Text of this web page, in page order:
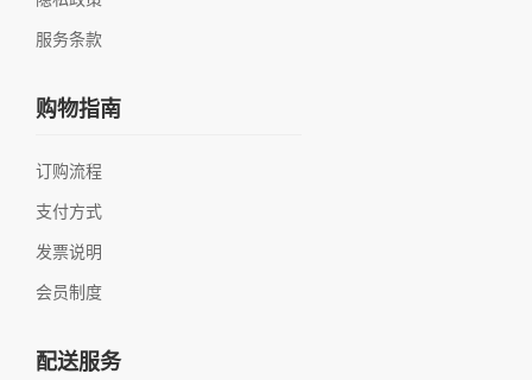
服务条款
购物指南
订购流程
支付方式
发票说明
会员制度
配送服务